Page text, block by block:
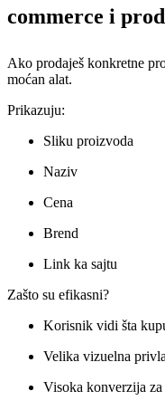
commerce i
Ako prodaješ konkretne
moćan alat.
Prikazuju:
Sliku proizvoda
Naziv
Cena
Brend
Link ka sajtu
Zašto su efikasni?
Korisnik vidi šta
Velika vizuelna
Visoka konverzija